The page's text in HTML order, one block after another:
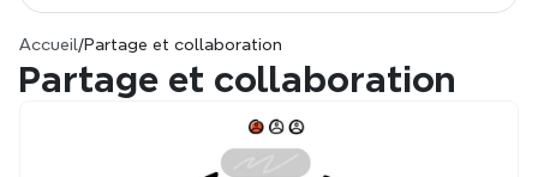
et des workflows
Accueil/Partage et collaboration
Partage et collaboration